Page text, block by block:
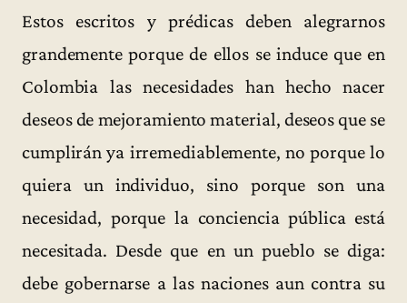
Estos escritos y prédicas deben alegrarnos
grandemente porque de ellos se induce que en
Colombia las necesidades han hecho nacer
deseos de mejoramiento material, deseos que se
cumplirán ya irremediablemente, no porque lo
quiera un individuo, sino porque son una
necesidad, porque la conciencia pública está
necesitada. Desde que en un pueblo se diga:
debe gobernarse a las naciones aun contra su